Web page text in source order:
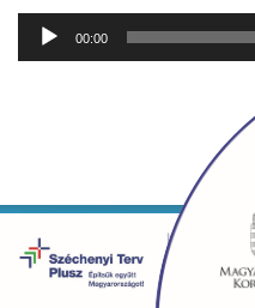
Audió
lejátszó
00:00
Copyright © 2026